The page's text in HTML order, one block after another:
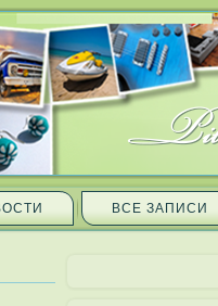
ВСЕ ЗАПИ­СИ